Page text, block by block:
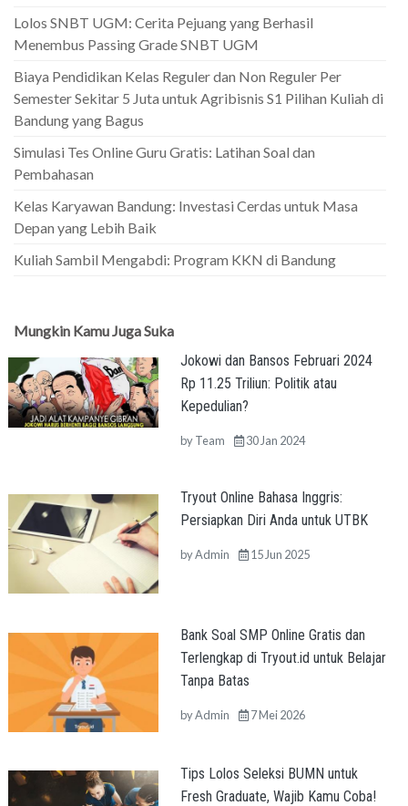
Lolos SNBT UGM: Cerita Pejuang yang Berhasil
Menembus Passing Grade SNBT UGM
Biaya Pendidikan Kelas Reguler dan Non Reguler Per
Semester Sekitar 5 Juta untuk Agribisnis S1 Pilihan Kuliah di
Bandung yang Bagus
Simulasi Tes Online Guru Gratis: Latihan Soal dan
Pembahasan
Kelas Karyawan Bandung: Investasi Cerdas untuk Masa
Depan yang Lebih Baik
Kuliah Sambil Mengabdi: Program KKN di Bandung
Mungkin Kamu Juga Suka
Jokowi dan Bansos Februari 2024
Rp 11.25 Triliun: Politik atau
Kepedulian?
byTeam 30 Jan 2024
Tryout Online Bahasa Inggris:
Persiapkan Diri Anda untuk UTBK
byAdmin 15 Jun 2025
Bank Soal SMP Online Gratis dan
Terlengkap di Tryout.id untuk Belajar
Tanpa Batas
byAdmin 7 Mei 2026
Tips Lolos Seleksi BUMN untuk
Fresh Graduate, Wajib Kamu Coba!